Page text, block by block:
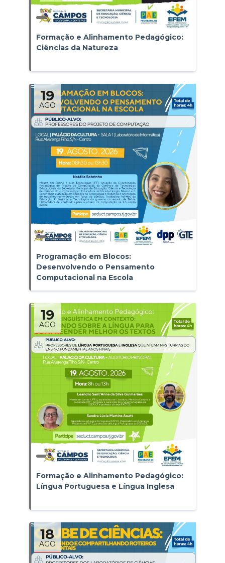
Formação e Alinhamento Pedagógico:
Ciências da Natureza
19
AGO
Programação em Blocos:
Desenvolvendo o Pensamento
Computacional na Escola
19
AGO
Formação e Alinhamento Pedagógico:
Língua Portuguesa e Língua Inglesa
18
AGO